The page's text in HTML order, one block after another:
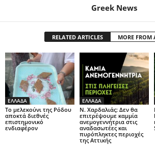
Greek News
RELATED ARTICLES MORE FROM
ΕΛΛΑΔΑ
Το μελεκούνι της Ρόδου
αποκτά διεθνές
επιστημονικό
ενδιαφέρον
ΕΛΛΑΔΑ
Ν. Χαρδαλιάς: Δεν θα
επιτρέψουμε καμμία
ανεμογεννήτρια στις
αναδασωτέες και
πυρόπληκτες περιοχές
της Αττικής